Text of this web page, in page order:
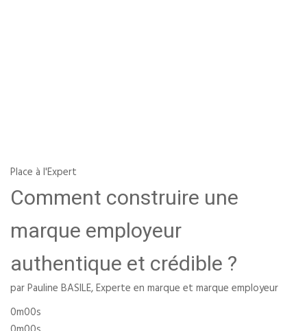
Place à l'Expert
Comment construire une
marque employeur
authentique et crédible ?
par Pauline BASILE, Experte en marque et marque employeur
0m00s